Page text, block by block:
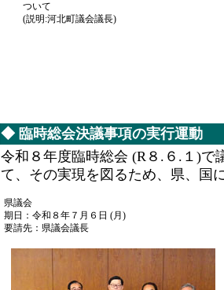
ついて
(説明:河北町議会議長)
◆ 臨時総会決議事項の実行運動
令和８年度臨時総会 (R８.６.１)で
て、その実現を図るため、県、国
県議会
期日：令和８年７月６日 (月)
要請先：県議会議長